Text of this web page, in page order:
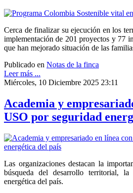
Cerca de finalizar su ejecución en los
implementación de 201 proyectos y 77
que han mejorado situación de las
Publicado en Notas de la finca
Leer más ...
Miércoles, 10 Diciembre 2025 23:11
Academia y
USO por seguridad
Las organizaciones destacan la
búsqueda del desarrollo territorial,
energética del país.